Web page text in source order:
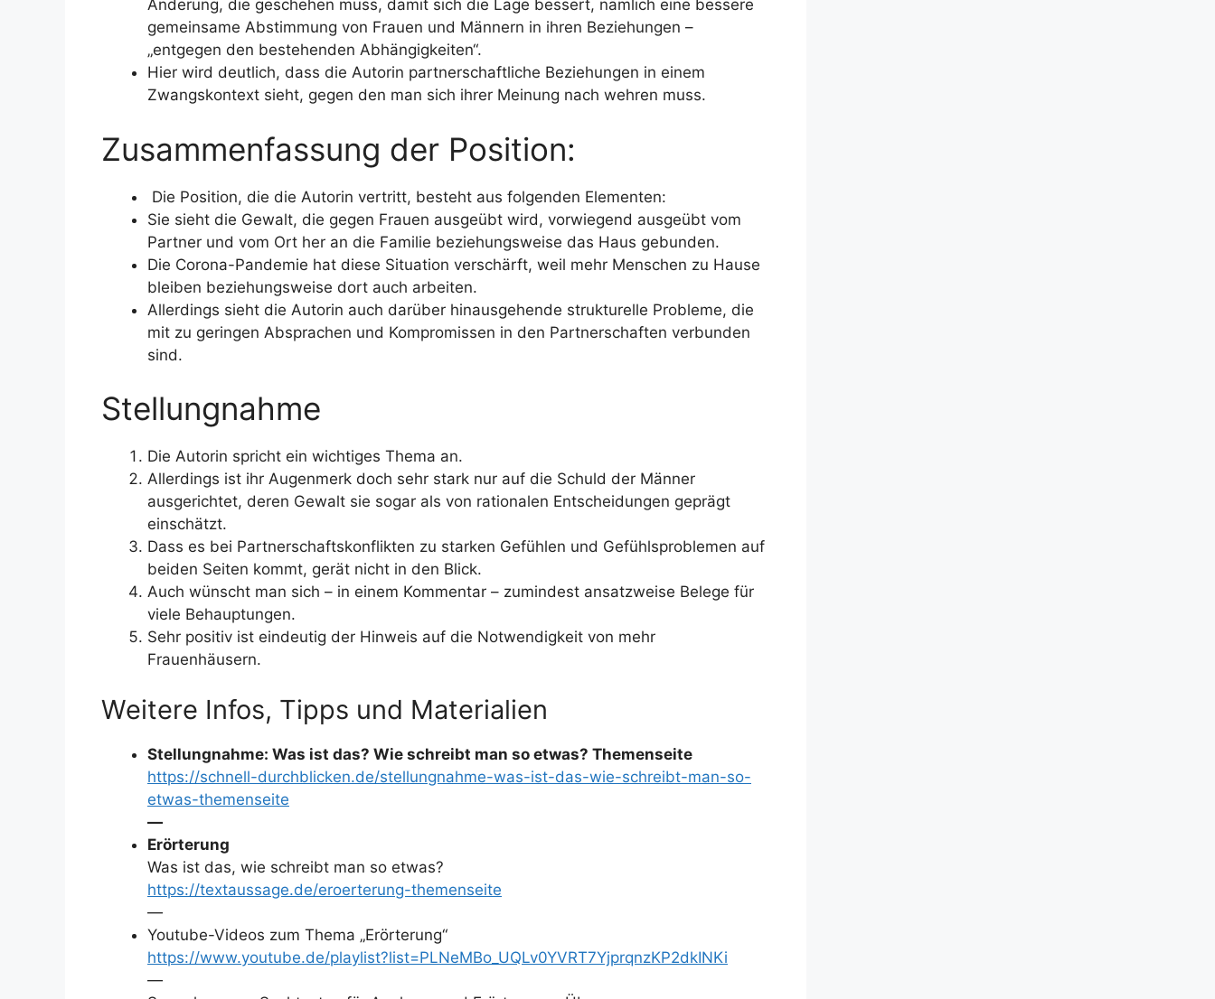
Änderung, die geschehen muss, damit sich die Lage bessert, nämlich eine bessere
gemeinsame Abstimmung von Frauen und Männern in ihren Beziehungen –
„entgegen den bestehenden Abhängigkeiten“.
Hier wird deutlich, dass die Autorin partnerschaftliche Beziehungen in einem
Zwangskontext sieht, gegen den man sich ihrer Meinung nach wehren muss.
Zusammenfassung der Position:
Die Position, die die Autorin vertritt, besteht aus folgenden Elementen:
Sie sieht die Gewalt, die gegen Frauen ausgeübt wird, vorwiegend ausgeübt vom
Partner und vom Ort her an die Familie beziehungsweise das Haus gebunden.
Die Corona-Pandemie hat diese Situation verschärft, weil mehr Menschen zu Hause
bleiben beziehungsweise dort auch arbeiten.
Allerdings sieht die Autorin auch darüber hinausgehende strukturelle Probleme, die
mit zu geringen Absprachen und Kompromissen in den Partnerschaften verbunden
sind.
Stellungnahme
Die Autorin spricht ein wichtiges Thema an.
Allerdings ist ihr Augenmerk doch sehr stark nur auf die Schuld der Männer
ausgerichtet, deren Gewalt sie sogar als von rationalen Entscheidungen geprägt
einschätzt.
Dass es bei Partnerschaftskonflikten zu starken Gefühlen und Gefühlsproblemen auf
beiden Seiten kommt, gerät nicht in den Blick.
Auch wünscht man sich – in einem Kommentar – zumindest ansatzweise Belege für
viele Behauptungen.
Sehr positiv ist eindeutig der Hinweis auf die Notwendigkeit von mehr
Frauenhäusern.
Weitere Infos, Tipps und Materialien
Stellungnahme: Was ist das? Wie schreibt man so etwas? Themenseite
https://schnell-durchblicken.de/stellungnahme-was-ist-das-wie-schreibt-man-so-
etwas-themenseite
—
Erörterung
Was ist das, wie schreibt man so etwas?
https://textaussage.de/eroerterung-themenseite
—
Youtube-Videos zum Thema „Erörterung“
https://www.youtube.de/playlist?list=PLNeMBo_UQLv0YVRT7YjprqnzKP2dkINKi
—